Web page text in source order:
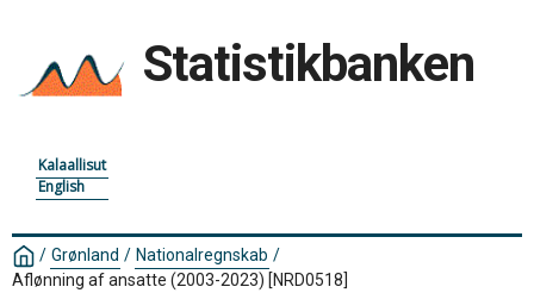
Statistikbanken
Kalaallisut
English
/ Grønland / Nationalregnskab /
Aflønning af ansatte (2003-2023) [NRD0518]